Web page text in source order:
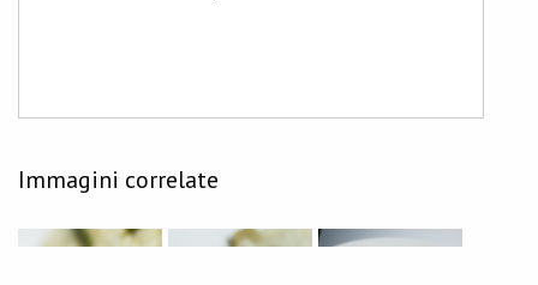
Immagini correlate